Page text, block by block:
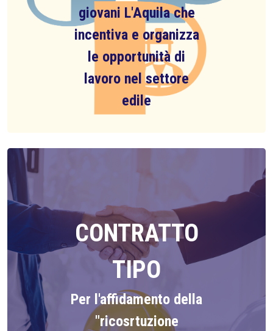
giovani L'Aquila che
incentiva e organizza
le opportunità di
lavoro nel settore
edile
CONTRATTO
TIPO
Per l'affidamento della
"ricosrtuzione